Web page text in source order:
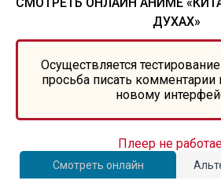
ДУХАХ»
Осуществляется
просьба писать
новому
Смотреть онлайн
Плеер не